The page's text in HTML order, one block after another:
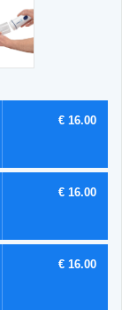
€ 16.00
€ 16.00
€ 16.00